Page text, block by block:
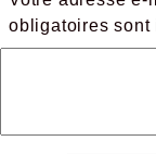
obligatoires sont